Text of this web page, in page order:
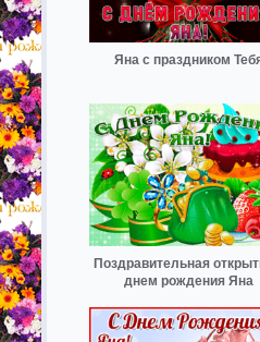
Яна с праздником
Поздравительная
днем рождения Яна